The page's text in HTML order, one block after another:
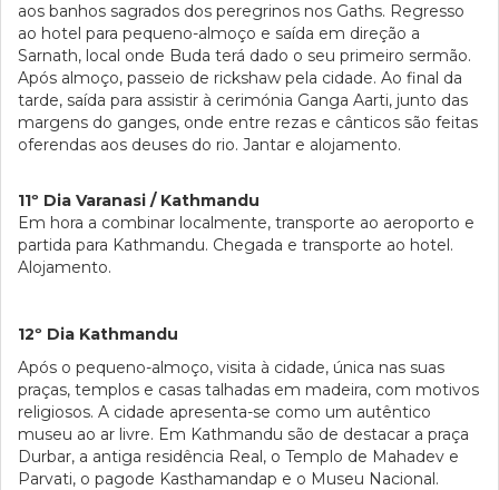
aos banhos sagrados dos peregrinos nos Gaths. Regresso
ao hotel para pequeno-almoço e saída em direção a
Sarnath, local onde Buda terá dado o seu primeiro sermão.
Após almoço, passeio de rickshaw pela cidade. Ao final da
tarde, saída para assistir à cerimónia Ganga Aarti, junto das
margens do ganges, onde entre rezas e cânticos são feitas
oferendas aos deuses do rio. Jantar e alojamento.
11º Dia Varanasi / Kathmandu
Em hora a combinar localmente, transporte ao aeroporto e
partida para Kathmandu. Chegada e transporte ao hotel.
Alojamento.
12º Dia Kathmandu
Após o pequeno-almoço, visita à cidade, única nas suas
praças, templos e casas talhadas em madeira, com motivos
religiosos. A cidade apresenta-se como um autêntico
museu ao ar livre. Em Kathmandu são de destacar a praça
Durbar, a antiga residência Real, o Templo de Mahadev e
Parvati, o pagode Kasthamandap e o Museu Nacional.